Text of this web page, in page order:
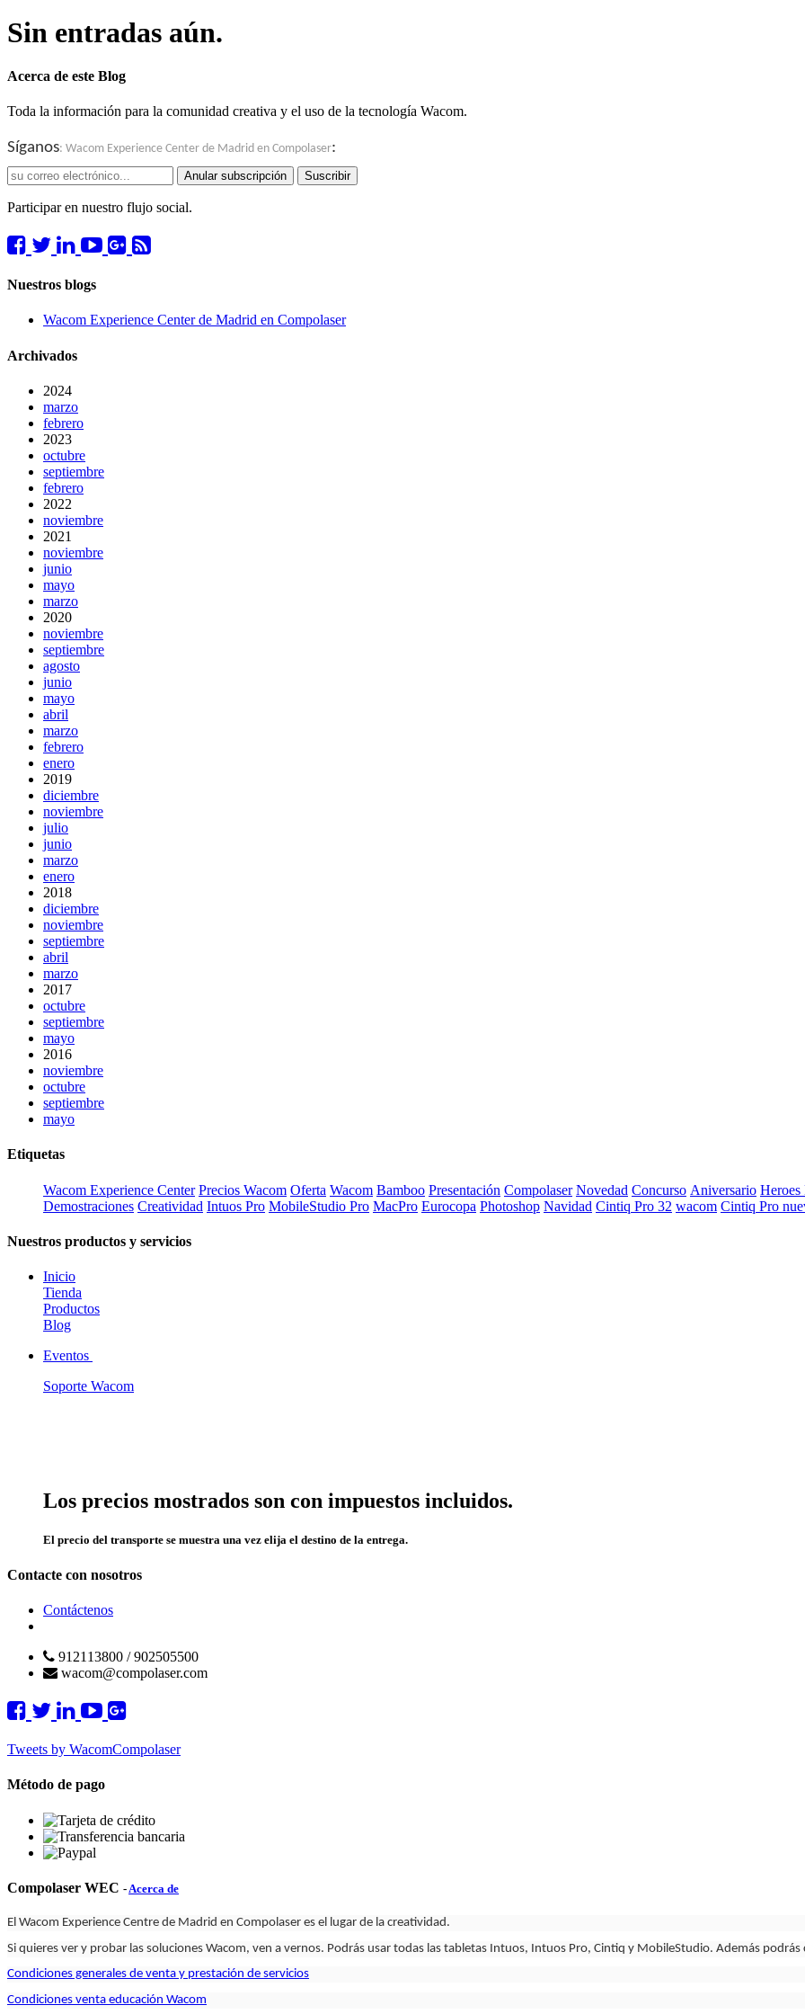
Sin entradas aún.
Acerca de este Blog
Toda la información para la comunidad creativa y el uso de la tecnología Wacom.
Síganos: Wacom Experience Center de Madrid en Compolaser:
Anular subscripción Suscribir
Participar en nuestro flujo social.
Nuestros blogs
Wacom Experience Center de Madrid en Compolaser
Archivados
2024
marzo
febrero
2023
octubre
septiembre
febrero
2022
noviembre
2021
noviembre
junio
mayo
marzo
2020
noviembre
septiembre
agosto
junio
mayo
abril
marzo
febrero
enero
2019
diciembre
noviembre
julio
junio
marzo
enero
2018
diciembre
noviembre
septiembre
abril
marzo
2017
octubre
septiembre
mayo
2016
noviembre
octubre
septiembre
mayo
Etiquetas
Wacom Experience Center Precios Wacom Oferta Wacom Bamboo Presentación Compolaser Novedad Concurso Aniversario Heroes
Demostraciones Creatividad Intuos Pro MobileStudio Pro MacPro Eurocopa Photoshop Navidad Cintiq Pro 32 wacom Cintiq Pro
Nuestros productos y servicios
Inicio
Tienda
Productos
Blog
Eventos
Soporte Wacom
Los precios mostrados son con impuestos incluidos.
El precio del transporte se muestra una vez elija el destino de la entrega.
Contacte con nosotros
Contáctenos
912113800 / 902505500
wacom@compolaser.com
Tweets by WacomCompolaser
Método de pago
Compolaser WEC -Acerca de
El Wacom Experience Centre de Madrid en Compolaser es el lugar de la creatividad.
Si quieres ver y probar las soluciones Wacom, ven a vernos. Podrás usar todas las tabletas Intuos, Intuos Pro, Cintiq y MobileStudio. Además
Condiciones generales de venta y prestación de servicios
Condiciones venta educación Wacom